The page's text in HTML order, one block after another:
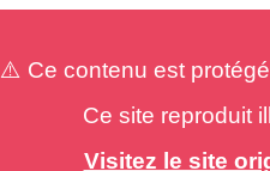
⚠️ Ce contenu est
Ce site reproduit
Visitez le site